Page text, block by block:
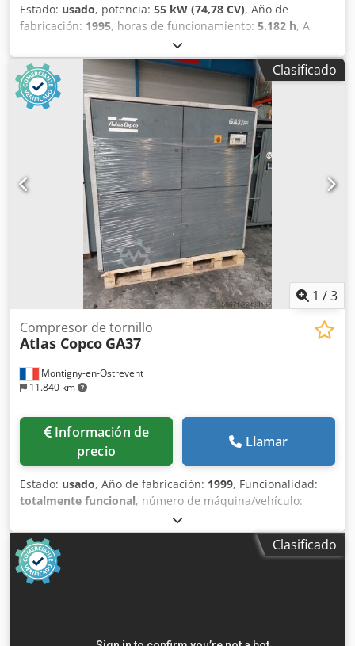
Estado: usado, potencia: 55 kW (74,78 CV), Año de
fabricación: 1995, horas de funcionamiento: 5.182 h, A
pesar de la diligencia empleada en la introducción
correcta de los datos, no podemos hacernos responsables
de posibles errores en este anuncio. Las imágenes pueden
diferir de la realidad. Crsdpjzr Uxvjfx Aqqef TLD Trucks &
Vans BV Wolfstee 44 B-2200 Herentals Bélgica Teléfono:
Leemans Thierry Teléfono: Leemans Dino = Más
información = Año de fabricación: 1995 Uso previsto:
Construcción Número de serie: YA304706900245509
Póngase en contacto con Thierry Leemans para obtener
más información.
Clasificado
1 /3
Montigny-en-Ostrevent
11.840 km
Compresor de tornillo
Atlas Copco GA37
Información de
precio
Llamar
Estado: usado, Año de fabricación: 1999, Funcionalidad:
totalmente funcional, número de máquina/vehículo:
37 kW (50,31 CV)
funcionamiento:7 bar, Equipamiento:compresor, placa
de características disponible, sistema de aire
comprimido
una máquina potente y fiable, diseñada para ofrecer un
Clasificado